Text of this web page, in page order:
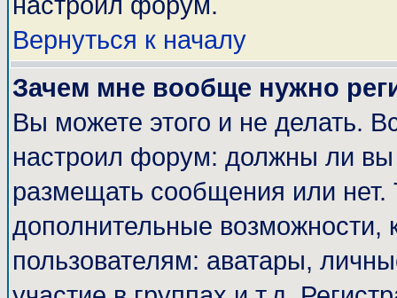
Вернуться к началу
Зачем мне вообще нужно
Вы можете этого и не делать.
настроил форум: должны ли вы
размещать сообщения или
дополнительные
пользователям: аватары,